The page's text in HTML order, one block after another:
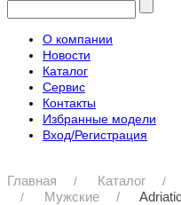
О компании
Новости
Каталог
Сервис
Контакты
Избранные модели
Вход/Регистрация
Главная Каталог
Мужские